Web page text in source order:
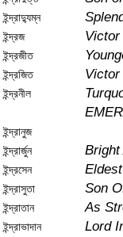
ইন্দ্রাদ্যুম্ন
ইন্দ্রজ
Victor
ইন্দ্রজীত
ইন্দ্রজিত
ইন্দ্রনীল
ইন্দ্রানুজ
ইন্দ্রার্জুন
Bright
ইন্দ্রসেন
ইন্দ্রাসুতা
Son
ইন্দ্রাতান
As
ইন্দ্রাভাদান
Lord